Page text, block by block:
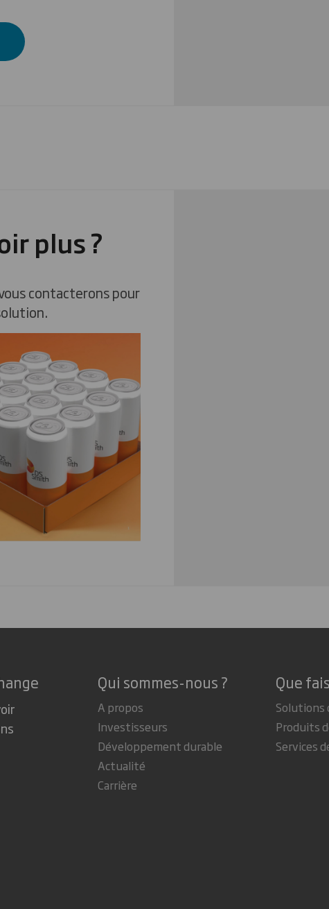
plus ?
contacterons pour
Qui sommes-nous ?
A propos
Investisseurs
Développement durable
Actualité
Carrière
Que
Solutions
Produits
Services